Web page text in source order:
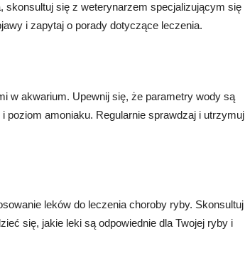
skonsultuj się z weterynarzem specjalizującym się
i zapytaj o porady dotyczące leczenia.
w akwarium. Upewnij się, że parametry wody są
poziom amoniaku. Regularnie sprawdzaj i utrzymuj
leków do leczenia choroby ryby. Skonsultuj
się, jakie leki są odpowiednie dla Twojej ryby i